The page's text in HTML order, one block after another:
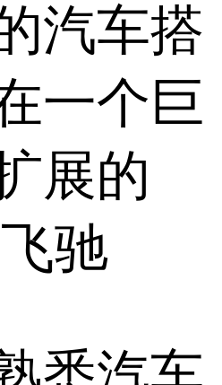
汽车搭
一个巨
展的
驰